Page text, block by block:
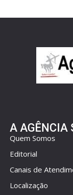
A AGÊNCIA
Quem Somos
Editorial
Canais de
Localização